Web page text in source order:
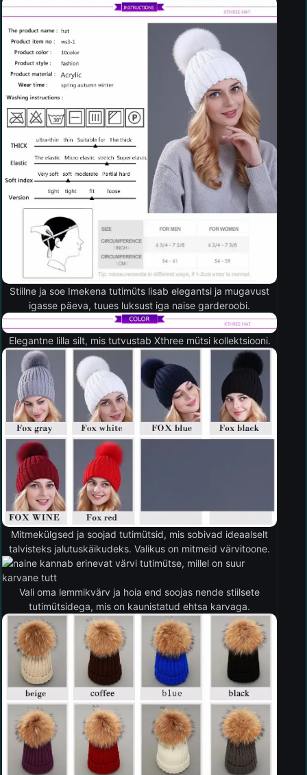
Stiilne ja soe Imekena tutimüts lisab elegantsi ja mugavust
igasse päeva, tuues luksust iga naise garderoobi.
Elegantne lilla silt, mis tutvustab Xthree mütsi kollektsiooni.
Mitmekülgsed ja soojad tutimütsid, mis sobivad ideaalselt
talvisteks jalutuskäikudeks. Valikus on mitmeid värvitoone.
Vali oma lemmikvärv ja hoia end soojas nende stiilsete
tutimütsidega, mis on kaunistatud ehtsa karvaga.